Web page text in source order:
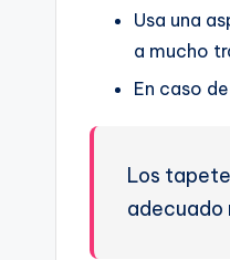
Usa una
a mucho
En caso
Los
adecuado